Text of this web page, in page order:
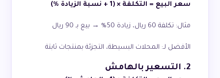
سعر البيع = التكلفة × (1 + نسبة الزيادة %)
مثال: تكلفة 60 ريال، زيادة 50% → بيع بـ 90 ريال
الأفضل لـ: المحلات البسيطة، التجزئة بمنتجات ثابتة
2. التسعير بالهامش